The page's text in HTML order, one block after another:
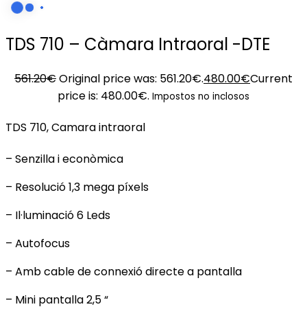
TDS 710 – Càmara Intraoral -DTE
561.20€Original price was: 561.20€.480.00€Current
price is: 480.00€. Impostos no inclosos
TDS 710, Camara intraoral
– Senzilla i econòmica
– Resolució 1,3 mega píxels
– Il·luminació 6 Leds
– Autofocus
– Amb cable de connexió directe a pantalla
– Mini pantalla 2,5 “